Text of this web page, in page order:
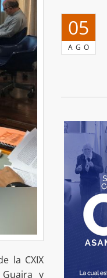
la CXIX
y
05
AGO